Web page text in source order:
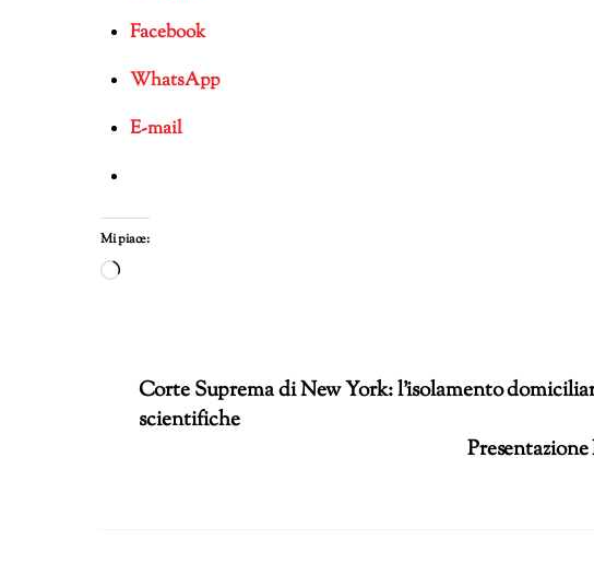
Facebook
WhatsApp
E-mail
Mi piace:
Caricamento
Corte Suprema di New York: l’isolamento
scientifiche